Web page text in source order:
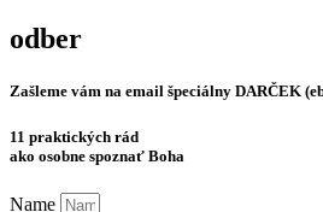
odber
Zašleme vám na email špeciálny DARČEK
11 praktických rád
ako osobne spoznať Boha
Name